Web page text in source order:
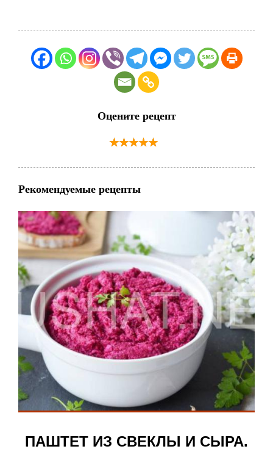
Оцените рецепт
Рекомендуемые рецепты
ПАШТЕТ ИЗ СВЕКЛЫ И СЫРА.